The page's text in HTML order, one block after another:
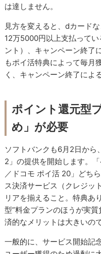
は達しません。
見方を変えると、dカード
12万5000円以上支払って
ント）、キャンペーン終了
もポイ活特典によって毎月
く、キャンペーン終了によ
ポイント還元型
め」が必要
ソフトバンクも6月2日から
2」の提供を開始します。
／ドコモ ポイ活 20」どち
ス決済サービス（クレジッ
リアを揃えること。特典あ
型”料金プランのほうが実
済的なメリットは大きいので
一般的に、サービス開始記